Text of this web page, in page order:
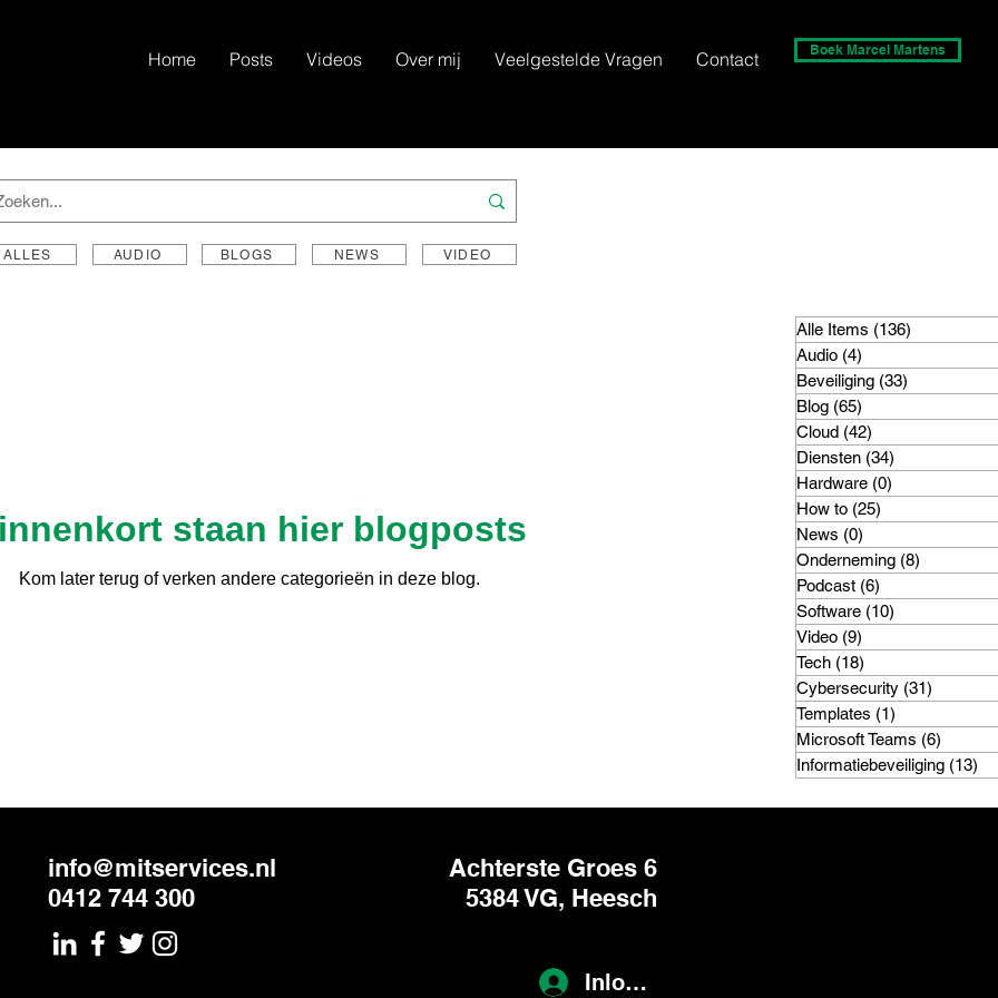
Home Posts Videos Over mij Veelgestelde Vragen Contact Boek Marcel Martens
ALLES AUDIO BLOGS NEWS VIDEO
staan hier blogposts
Kom later terug of verken andere categorieën in deze blog.
Alle Items (136)
Audio (4)
Beveiliging (33)
Blog (65)
Cloud (42)
Diensten (34)
Hardware (0)
How to (25)
News (0)
Onderneming (8)
Podcast (6)
Software (10)
Video (9)
Tech (18)
Cybersecurity (31)
Templates (1)
Microsoft Teams (6)
Informatiebeveiliging (13)
info@mitservices.nl
0412 744 300
Achterste Groes 6
5384 VG, Heesch
Inloggen